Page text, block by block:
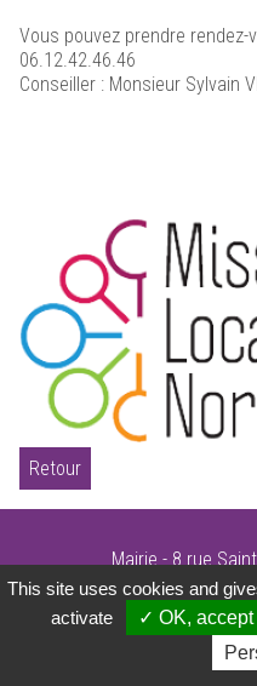
Vous pouvez prendre
06.12.42.46.46
Conseiller : Monsieur Sylvain
Retour
Mairie - 8 rue
Tél. 03 82 83 72 09 -
©Mairie de Rettel -mentions légales
This site uses cookies and
activate
OK, accept